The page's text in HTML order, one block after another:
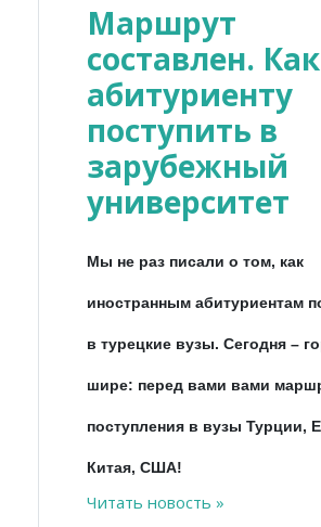
Маршрут
составлен. Как
абитуриенту
поступить в
зарубежный
университет
Мы не раз писали о том, как
иностранным абитуриентам
в турецкие вузы. Сегодня –
шире: перед вами вами
поступления в вузы Турции,
Китая, США!
Читать новость »